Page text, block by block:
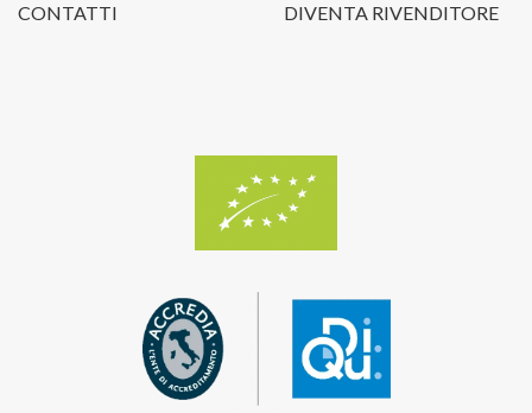
CONTATTI
DIVENTA RIVENDITORE